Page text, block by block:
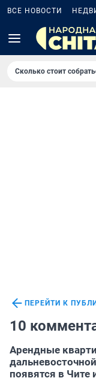
ВСЕ НОВОСТИ
Сколько стоит
ПЕРЕЙТИ К
10
Арендные
появятся в Чите